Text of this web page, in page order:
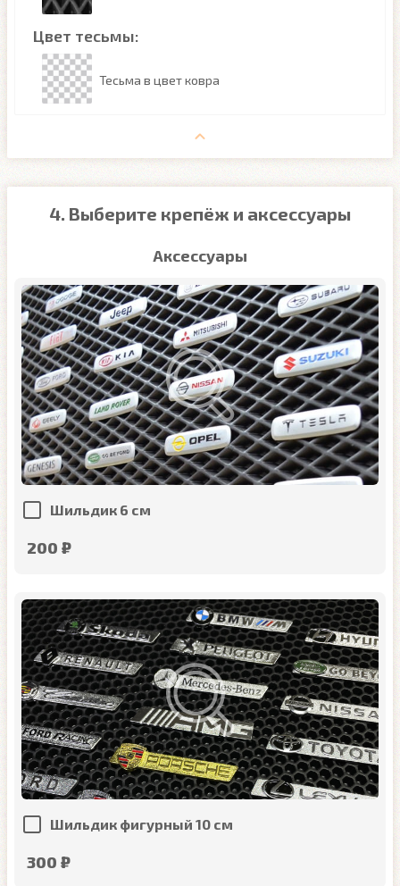
Цвет тесьмы:
Тесьма в цвет ковра
4. Выберите крепёж и аксессуары
Аксессуары
Шильдик 6 см
200 ₽
Шильдик фигурный 10 см
300 ₽